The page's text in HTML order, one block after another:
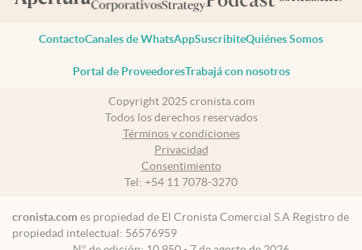
ContactoCanales de WhatsAppSuscribiteQuiénes Somos
Portal de ProveedoresTrabajá con nosotros
Copyright 2025 cronista.com
Todos los derechos reservados
Términos y condiciones
Privacidad
Consentimiento
Tel: +54 11 7078-3270
cronista.com es propiedad de El Cronista Comercial S.A Registro de
propiedad intelectual: 56576959